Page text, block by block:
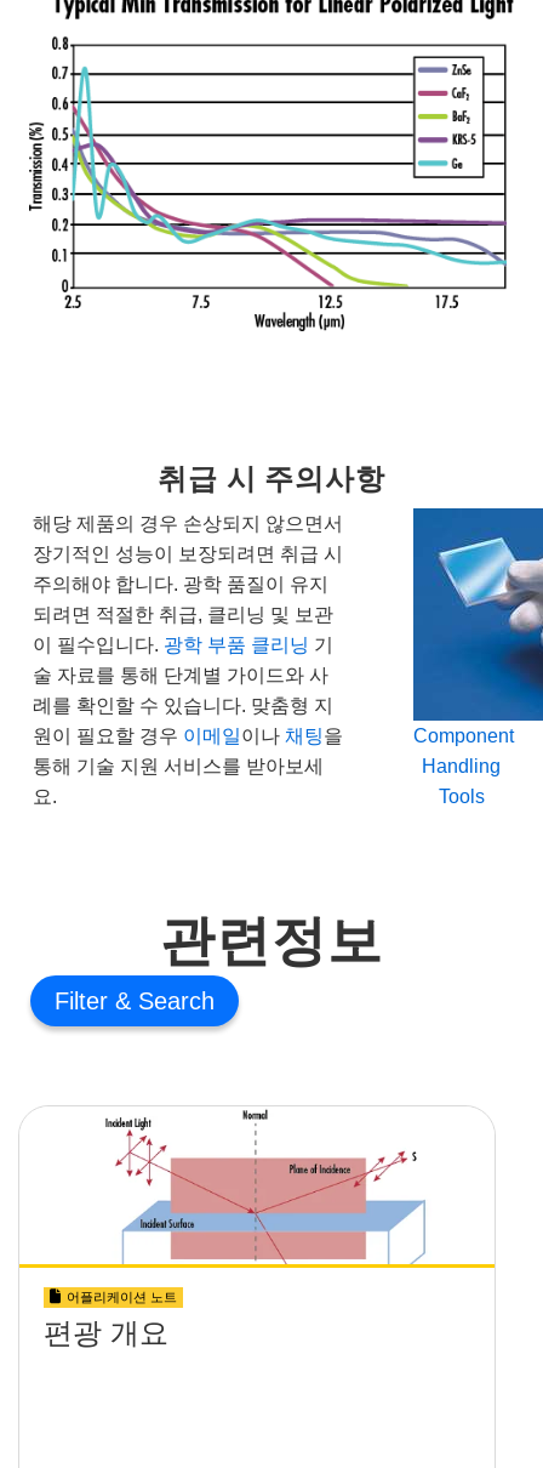
취급 시 주의사항
해당 제품의 경우 손상되지 않으면서
장기적인 성능이 보장되려면 취급 시
주의해야 합니다. 광학 품질이 유지
되려면 적절한 취급, 클리닝 및 보관
이 필수입니다. 광학 부품 클리닝 기
술 자료를 통해 단계별 가이드와 사
례를 확인할 수 있습니다. 맞춤형 지
원이 필요할 경우 이메일이나 채팅을
통해 기술 지원 서비스를 받아보세
요.
Component
Handling
Tools
관련정보
Filter
어플리케이션 노트
편광 개요